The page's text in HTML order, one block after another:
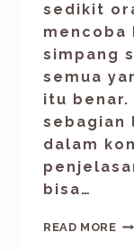
sedikit
mencoba
simpang
semua
itu benar.
sebagian
dalam
bisa…
READ MORE